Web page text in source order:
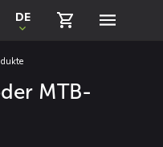
DE
MTB-